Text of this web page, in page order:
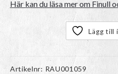
Här kan du läsa mer om Finull
Lägg till
Artikelnr: RAU001059